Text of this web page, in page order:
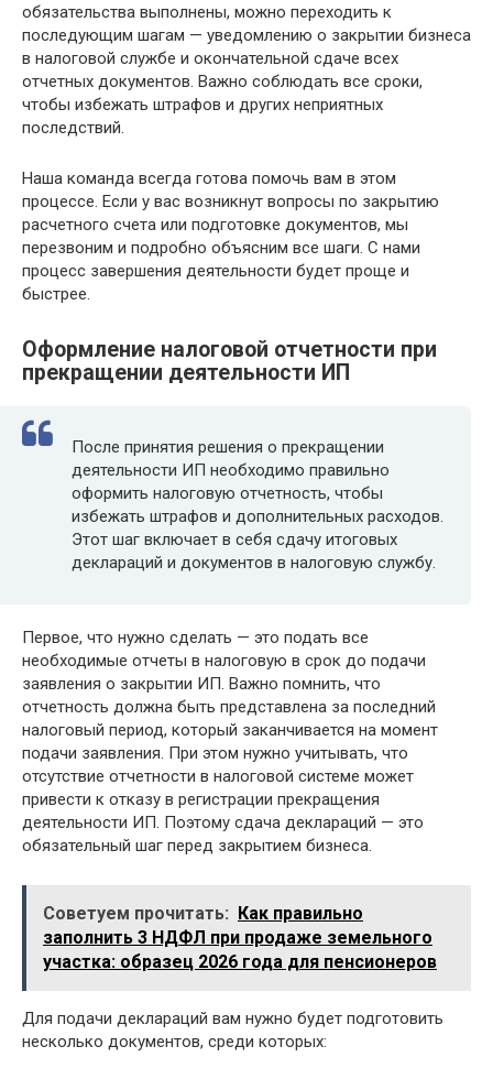
обязательства выполнены, можно переходить к
последующим шагам — уведомлению о закрытии бизнеса
в налоговой службе и окончательной сдаче всех
отчетных документов. Важно соблюдать все сроки,
чтобы избежать штрафов и других неприятных
последствий.
Наша команда всегда готова помочь вам в этом
процессе. Если у вас возникнут вопросы по закрытию
расчетного счета или подготовке документов, мы
перезвоним и подробно объясним все шаги. С нами
процесс завершения деятельности будет проще и
быстрее.
Оформление налоговой отчетности при
прекращении деятельности ИП
После принятия решения о прекращении
деятельности ИП необходимо правильно
оформить налоговую отчетность, чтобы
избежать штрафов и дополнительных расходов.
Этот шаг включает в себя сдачу итоговых
деклараций и документов в налоговую службу.
Первое, что нужно сделать — это подать все
необходимые отчеты в налоговую в срок до подачи
заявления о закрытии ИП. Важно помнить, что
отчетность должна быть представлена за последний
налоговый период, который заканчивается на момент
подачи заявления. При этом нужно учитывать, что
отсутствие отчетности в налоговой системе может
привести к отказу в регистрации прекращения
деятельности ИП. Поэтому сдача деклараций — это
обязательный шаг перед закрытием бизнеса.
Советуем прочитать: Как правильно
заполнить 3 НДФЛ при продаже земельного
участка: образец 2026 года для пенсионеров
Для подачи деклараций вам нужно будет подготовить
несколько документов, среди которых: